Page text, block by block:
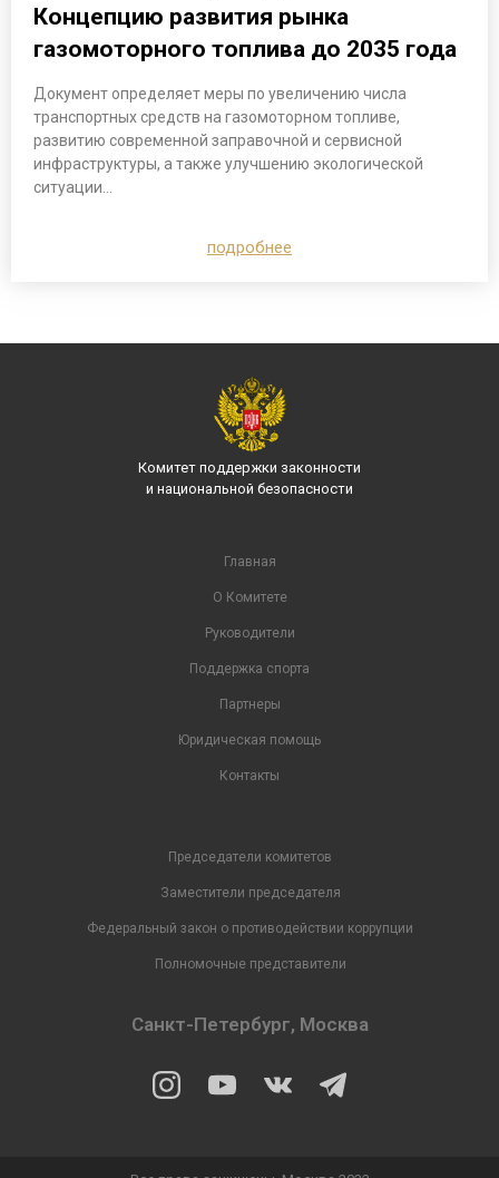
Концепцию развития рынка
газомоторного топлива до 2035 года
Документ определяет меры по увеличению числа
транспортных средств на газомоторном топливе,
развитию современной заправочной и сервисной
инфраструктуры, а также улучшению экологической
ситуации…
подробнее
Комитет поддержки законности
и национальной безопасности
Главная
О Комитете
Руководители
Поддержка спорта
Партнеры
Юридическая помощь
Контакты
Председатели комитетов
Заместители председателя
Федеральный закон о противодействии коррупции
Полномочные представители
Санкт-Петербург, Москва